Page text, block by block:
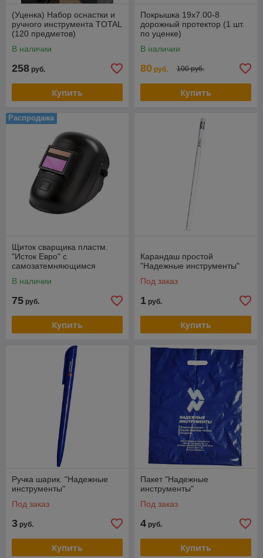
(Уценка) Набор оснастки и
ручного инструмента TOTAL
(120 предметов)
В наличии
258 руб.
Купить
Покрышка 19х7.00-8
дорожный протектор (1 шт.
по уценке)
В наличии
80 руб. 100 руб.
Купить
Распродажа
Щиток сварщика пластм.
"Исток Евро" с
самозатемняющимся
В наличии
75 руб.
Купить
Карандаш простой
"Надежные инструменты"
Под заказ
1 руб.
Купить
Ручка шарик. "Надежные
инструменты"
Под заказ
3 руб.
Купить
Пакет "Надежные
инструменты"
Под заказ
4 руб.
Купить